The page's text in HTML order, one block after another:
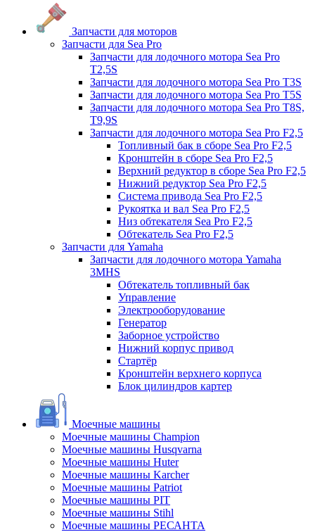
Запчасти для моторов
Запчасти для Sea Pro
Запчасти для лодочного мотора Sea Pro
Т2,5S
Запчасти для лодочного мотора Sea Pro Т3S
Запчасти для лодочного мотора Sea Pro Т5S
Запчасти для лодочного мотора Sea Pro Т8S,
T9,9S
Запчасти для лодочного мотора Sea Pro F2,5
Топливный бак в сборе Sea Pro F2,5
Кронштейн в сборе Sea Pro F2,5
Верхний редуктор в сборе Sea Pro F2,5
Нижний редуктор Sea Pro F2,5
Система привода Sea Pro F2,5
Рукоятка и вал Sea Pro F2,5
Низ обтекателя Sea Pro F2,5
Обтекатель Sea Pro F2,5
Запчасти для Yamaha
Запчасти для лодочного мотора Yamaha
3MHS
Обтекатель топливный бак
Управление
Электрооборудование
Генератор
Заборное устройство
Нижний корпус привод
Стартёр
Кронштейн верхнего корпуса
Блок цилиндров картер
Моечные машины
Моечные машины Champion
Моечные машины Husqvarna
Моечные машины Huter
Моечные машины Karcher
Моечные машины Patriot
Моечные машины PIT
Моечные машины Stihl
Моечные машины РЕСАНТА